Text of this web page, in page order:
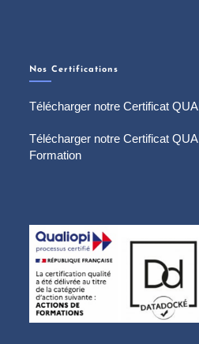
Nos Certifications
Télécharger notre Certificat
Télécharger notre Certificat
Formation